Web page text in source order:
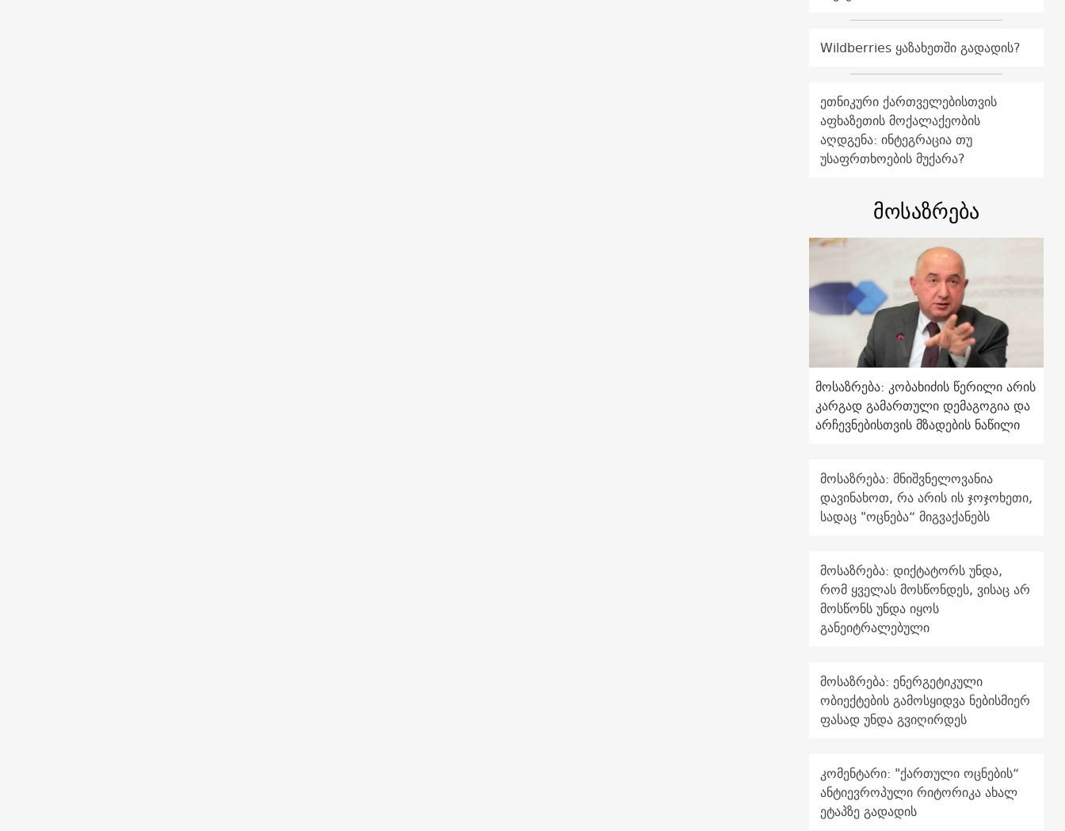
Wildberries ყაზახეთში გადადის?
ეთნიკური ქართველებისთვის
აფხაზეთის მოქალაქეობის
აღდგენა: ინტეგრაცია თუ
უსაფრთხოების მუქარა?
მოსაზრება
მოსაზრება: კობახიძის წერილი არის
კარგად გამართული დემაგოგია და
არჩევნებისთვის მზადების ნაწილი
მოსაზრება: მნიშვნელოვანია
დავინახოთ, რა არის ის ჯოჯოხეთი,
სადაც "ოცნება“ მიგვაქანებს
მოსაზრება: დიქტატორს უნდა,
რომ ყველას მოსწონდეს, ვისაც არ
მოსწონს უნდა იყოს
განეიტრალებული
მოსაზრება: ენერგეტიკული
ობიექტების გამოსყიდვა ნებისმიერ
ფასად უნდა გვიღირდეს
კომენტარი: "ქართული ოცნების“
ანტიევროპული რიტორიკა ახალ
ეტაპზე გადადის